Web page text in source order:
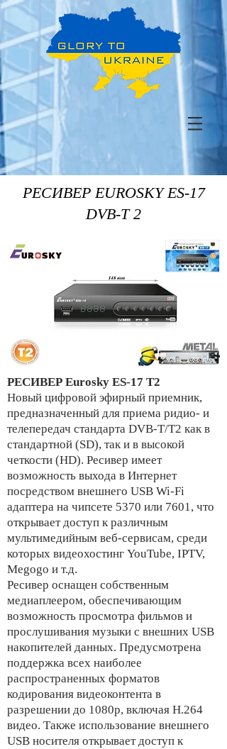
РЕСИВЕР EUROSKY ES-17
DVB-T 2
РЕСИВЕР Eurosky ES-17 T2
Новый цифровой эфирный приемник,
предназначенный для приема ридио- и
телепередач стандарта DVB-T/T2 как в
стандартной (SD), так и в высокой
четкости (HD). Ресивер имеет
возможность выхода в Интернет
посредством внешнего USB Wi-Fi
адаптера на чипсете 5370 или 7601, что
открывает доступ к различным
мультимедийным веб-сервисам, среди
которых видеохостинг YouTube, IPTV,
Megogo и т.д.
Ресивер оснащен собственным
медиаплеером, обеспечивающим
возможность просмотра фильмов и
прослушивания музыки с внешних USB
накопителей данных. Предусмотрена
поддержка всех наиболее
распространенных форматов
кодирования видеоконтента в
разрешении до 1080p, включая H.264
видео. Также использование внешнего
USB носителя открывает доступ к